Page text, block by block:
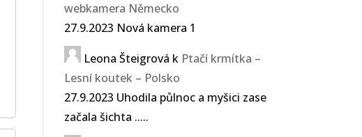
webkamera Německo
27.9.2023 Nová kamera 1
Leona Šteigrová k Ptačí krmítka –
Lesní koutek – Polsko
27.9.2023 Uhodila půlnoc a myšici zase
začala šichta .....